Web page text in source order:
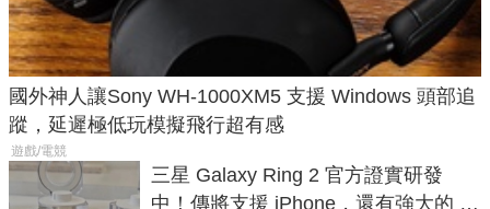
國外神人讓Sony WH-1000XM5 支援 Windows 頭部追
蹤，延遲極低玩模擬飛行超有感
遊戲/電競
三星 Galaxy Ring 2 官方證實研發
中！傳將支援 iPhone，還有強大的 AI